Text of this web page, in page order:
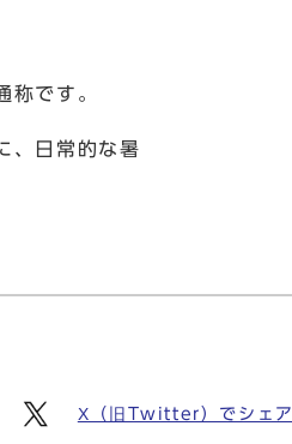
です。
、日常的な暑
X（旧Twitter）でシェア